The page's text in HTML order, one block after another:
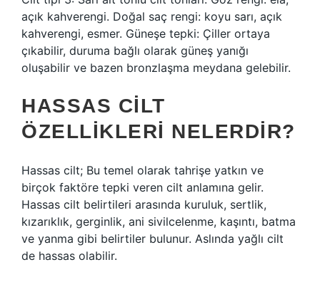
açık kahverengi. Doğal saç rengi: koyu sarı, açık
kahverengi, esmer. Güneşe tepki: Çiller ortaya
çıkabilir, duruma bağlı olarak güneş yanığı
oluşabilir ve bazen bronzlaşma meydana gelebilir.
HASSAS CILT
ÖZELLIKLERI NELERDIR?
Hassas cilt; Bu temel olarak tahrişe yatkın ve
birçok faktöre tepki veren cilt anlamına gelir.
Hassas cilt belirtileri arasında kuruluk, sertlik,
kızarıklık, gerginlik, ani sivilcelenme, kaşıntı, batma
ve yanma gibi belirtiler bulunur. Aslında yağlı cilt
de hassas olabilir.